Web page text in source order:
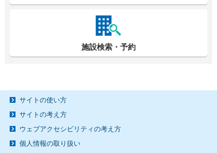
施設検索・予約
サイトの使い方
サイトの考え方
ウェブアクセシビリティの考え方
個人情報の取り扱い